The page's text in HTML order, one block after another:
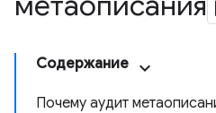
Содержание
Почему аудит